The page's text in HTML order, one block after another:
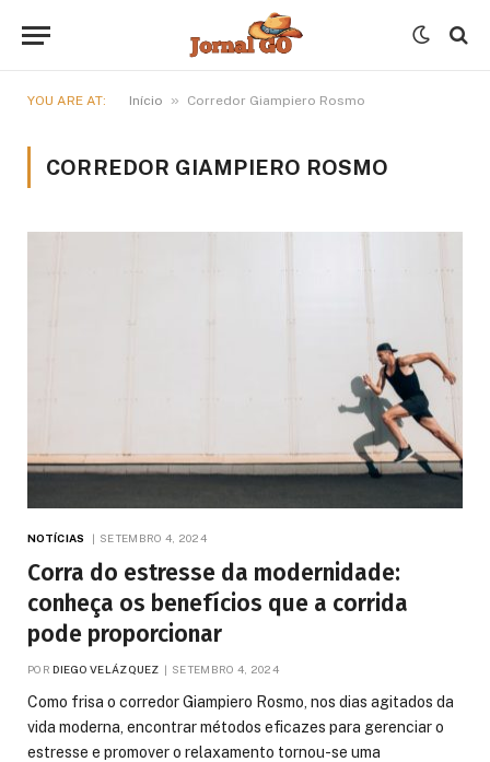
YOU ARE AT: Início » Corredor Giampiero Rosmo
CORREDOR GIAMPIERO ROSMO
NOTÍCIAS SETEMBRO 4, 2024
Corra do estresse da modernidade:
conheça os benefícios que a corrida
pode proporcionar
POR DIEGO VELÁZQUEZ SETEMBRO 4, 2024
Como frisa o corredor Giampiero Rosmo, nos dias agitados da
vida moderna, encontrar métodos eficazes para gerenciar o
estresse e promover o relaxamento tornou-se uma